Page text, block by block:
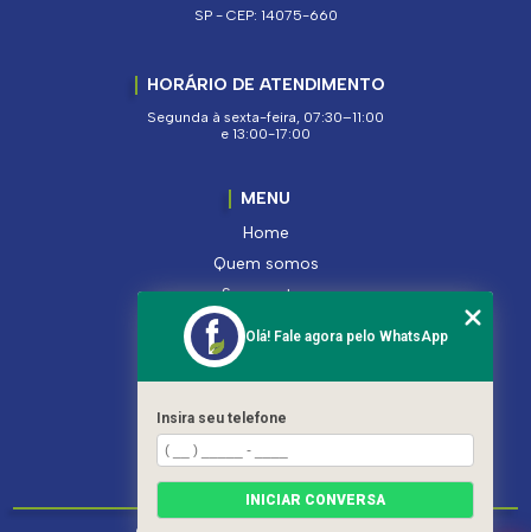
SP - CEP: 14075-660
HORÁRIO DE ATENDIMENTO
Segunda à sexta-feira, 07:30–11:00
e 13:00-17:00
MENU
Home
Quem somos
Segmentos
Serviços
Produtos
Contato
Categorias
Mapa do site
Olá! Fale agora pelo WhatsApp
Insira seu telefone
INICIAR CONVERSA